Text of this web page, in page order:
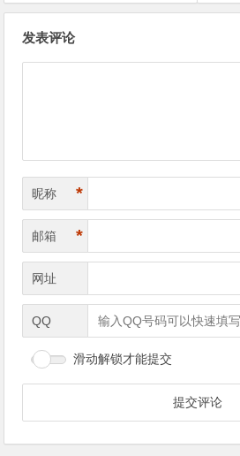
发表评论
昵称 *
邮箱 *
网址
QQ
滑动解锁才能提交